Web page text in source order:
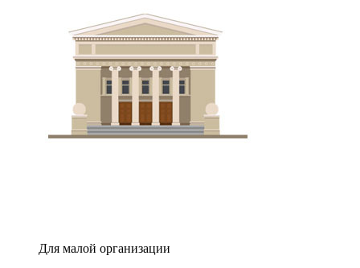
Для малой организации